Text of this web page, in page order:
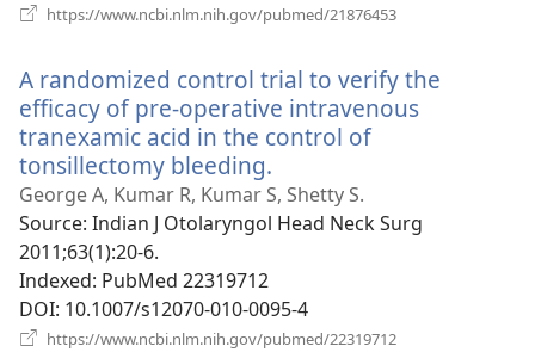
https://www.ncbi.nlm.nih.gov/pubmed/21876453
вікні)
A randomized control trial to verify the
efficacy of pre-operative intravenous
tranexamic acid in the control of
tonsillectomy bleeding.
у
новому
George A, Kumar R, Kumar S, Shetty S.
Source‎: Indian J Otolaryngol Head Neck Surg
2011;63(1):20-6.
Indexed‎: PubMed 22319712
DOI‎: 10.1007/s12070-010-0095-4
https://www.ncbi.nlm.nih.gov/pubmed/22319712